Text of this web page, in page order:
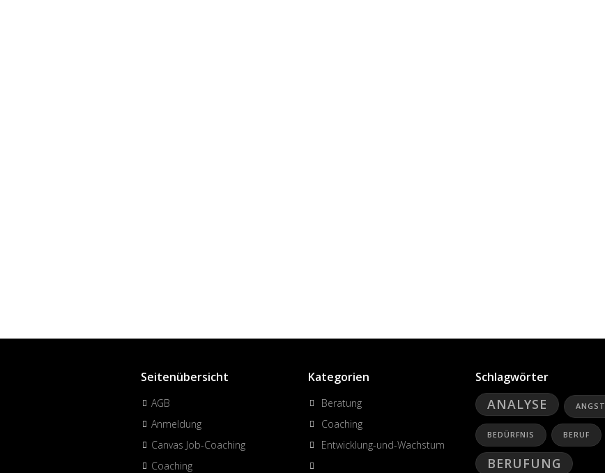
Seitenübersicht
AGB
Anmeldung
Canvas Job-Coaching
Coaching
Kategorien
Beratung
Coaching
Entwicklung-und-Wachstum
Schlagwörter
ANALYSE ANGST
BEDÜRFNIS BERUF
BERUFUNG